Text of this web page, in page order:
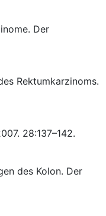
Der
Rektumkarzinoms.
28:137–142.
des Kolon. Der